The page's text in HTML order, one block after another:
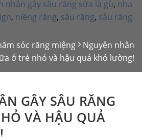
nhân gây sâu răng sữa là gù, nha
, niềng răng, sâu răng, sâu răng
sóc răng miệng
Nguyên nhân
ở trẻ nhỏ và hậu quả khó lường!
GÂY SÂU RĂNG
VÀ HẬU QUẢ